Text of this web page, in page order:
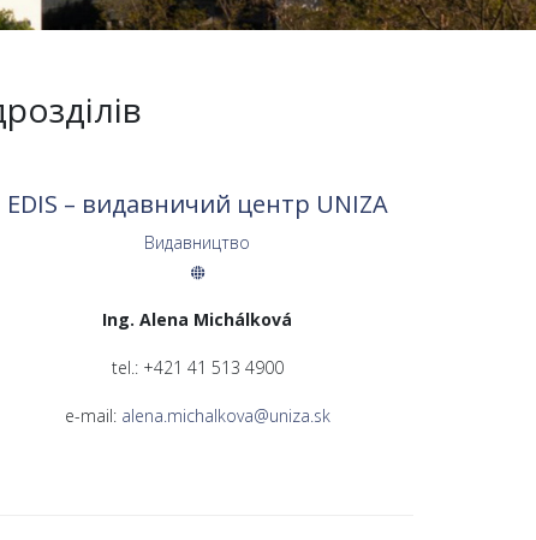
EDIS – видавничий центр UNIZA
Видавництво
Ing. Alena Michálková
tel.: +421 41 513 4900
e-mail: alena.michalkova@uniza.sk